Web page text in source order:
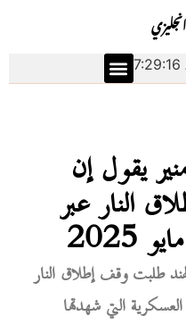
انجليزي
يقول إن
النار عبر
طلبت وقف إطلاق النار
التي شهدتها